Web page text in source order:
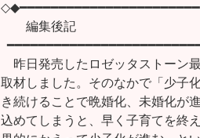
編集後記　　    　　　　　　　
昨日発売したロゼッタストーン
取材しました。そのなかで「少子
き続けることで晩婚化、未婚化が
込めてしまうと、早く子育てを終